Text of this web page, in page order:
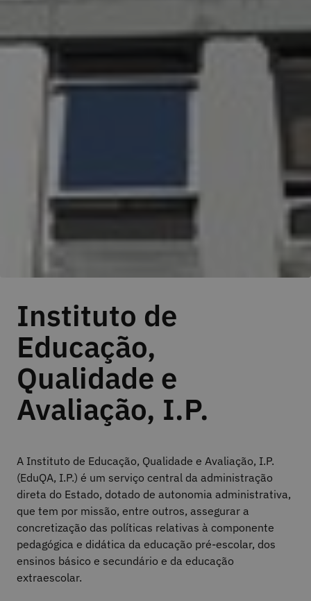
Instituto de
Educação,
Qualidade e
Avaliação, I.P.
A Instituto de Educação, Qualidade e Avaliação, I.P.
(EduQA, I.P.) é um serviço central da administração
direta do Estado, dotado de autonomia administrativa,
que tem por missão, entre outros, assegurar a
concretização das políticas relativas à componente
pedagógica e didática da educação pré-escolar, dos
ensinos básico e secundário e da educação
extraescolar.